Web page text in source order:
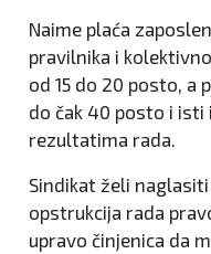
Naime plaća
pravilnika i
od 15 do 20 posto, a
do čak 40 posto i isti
rezultatima rada.
Sindikat želi
opstrukcija rada
upravo činjenica da